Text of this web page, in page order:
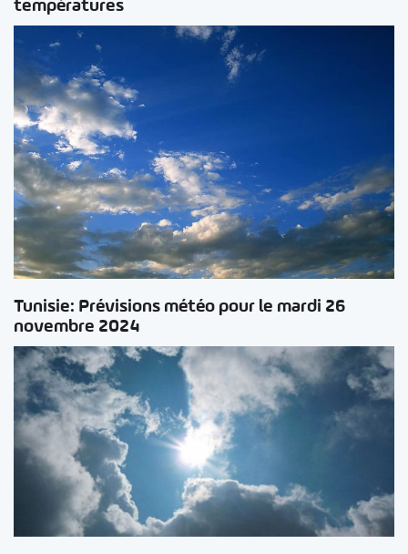
températures
Tunisie: Prévisions météo pour le mardi 26
novembre 2024